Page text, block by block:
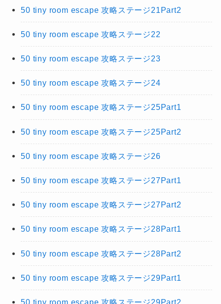
50 tiny room escape 攻略ステージ21Part2
50 tiny room escape 攻略ステージ22
50 tiny room escape 攻略ステージ23
50 tiny room escape 攻略ステージ24
50 tiny room escape 攻略ステージ25Part1
50 tiny room escape 攻略ステージ25Part2
50 tiny room escape 攻略ステージ26
50 tiny room escape 攻略ステージ27Part1
50 tiny room escape 攻略ステージ27Part2
50 tiny room escape 攻略ステージ28Part1
50 tiny room escape 攻略ステージ28Part2
50 tiny room escape 攻略ステージ29Part1
50 tiny room escape 攻略ステージ29Part2